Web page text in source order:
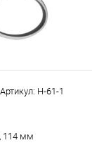
Артикул: Н-61-1
114 мм